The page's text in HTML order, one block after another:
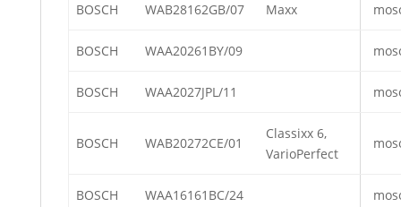
BOSCH WAB28162GB/07 Maxx
BOSCH WAA20261BY/09
BOSCH WAA2027JPL/11
BOSCH WAB20272CE/01
Classixx 6,
VarioPerfect
BOSCH WAA16161BC/24